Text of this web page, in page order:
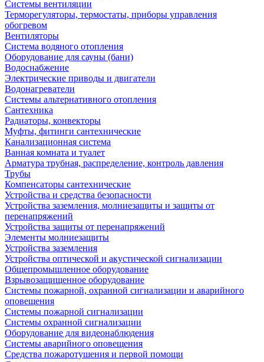
Системы вентиляции
Терморегуляторы, термостаты, приборы управления
обогревом
Вентиляторы
Система водяного отопления
Оборудование для сауны (бани)
Водоснабжение
Электрические приводы и двигатели
Водонагреватели
Системы альтернативного отопления
Сантехника
Радиаторы, конвекторы
Муфты, фитинги сантехнические
Канализационная система
Ванная комната и туалет
Арматура трубная, распределение, контроль давления
Трубы
Компенсаторы сантехнические
Устройства и средства безопасности
Устройства заземления, молниезащиты и защиты от
перенапряжений
Устройства защиты от перенапряжений
Элементы молниезащиты
Устройства заземления
Устройства оптической и акустической сигнализации
Общепромышленное оборудование
Взрывозащищенное оборудование
Системы пожарной, охранной сигнализации и аварийного
оповещения
Системы пожарной сигнализации
Системы охранной сигнализации
Оборудование для видеонаблюдения
Системы аварийного оповещения
Средства пожаротушения и первой помощи